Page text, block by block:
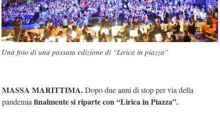
Una foto di una passata edizione di “Lirica in piazza”
MASSA MARITTIMA.Dopo due anni di stop per via della
pandemia finalmente si riparte con “Lirica in Piazza”.